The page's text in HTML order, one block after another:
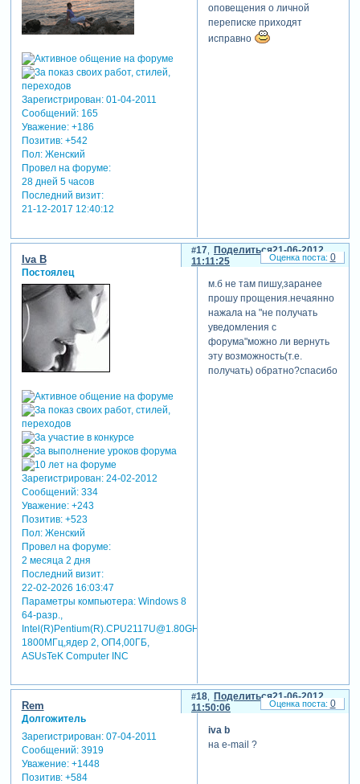
Зарегистрирован: 01-04-2011
Сообщений:165
Уважение: +186
Позитив: +542
Пол:Женский
Провел на форуме:
28 дней 5 часов
Последний визит:
21-12-2017 12:40:12
оповещения о личной
переписке приходят
исправно
Поделиться
17
21-06-2012
11:11:25
Iva B
Постоялец
Зарегистрирован: 24-02-2012
Сообщений:334
Уважение: +243
Позитив: +523
Пол:Женский
Провел на форуме:
2 месяца 2 дня
Последний визит:
22-02-2026 16:03:47
Параметры компьютера:Windows 8
64-разр.,
Intel(R)Pentium(R).CPU2117U@1.80GHz
1800MГц,ядер 2, ОП4,00ГБ,
ASUsTeK Computer INC
м.б не там пишу,заранее
прошу прощения.нечаянно
нажала на "не получать
уведомления с
форума"можно ли вернуть
эту возможность(т.е.
получать) обратно?спасибо
0
Поделиться
18
21-06-2012
11:50:06
Rem
Долгожитель
Зарегистрирован: 07-04-2011
Сообщений:3919
Уважение: +1448
Позитив: +584
iva b
на e-mail ?
0